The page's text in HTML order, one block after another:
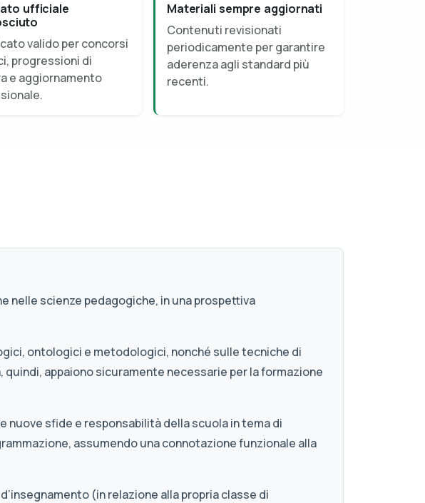
ufficiale
valido per concorsi
progressioni di
e aggiornamento
Materiali sempre aggiornati
Contenuti revisionati
periodicamente per garantire
aderenza agli standard più
recenti.
nelle scienze pedagogiche, in una prospettiva
ontologici e metodologici, nonché sulle tecniche di
appaiono sicuramente necessarie per la formazione
sfide e responsabilità della scuola in tema di
assumendo una connotazione funzionale alla
(in relazione alla propria classe di